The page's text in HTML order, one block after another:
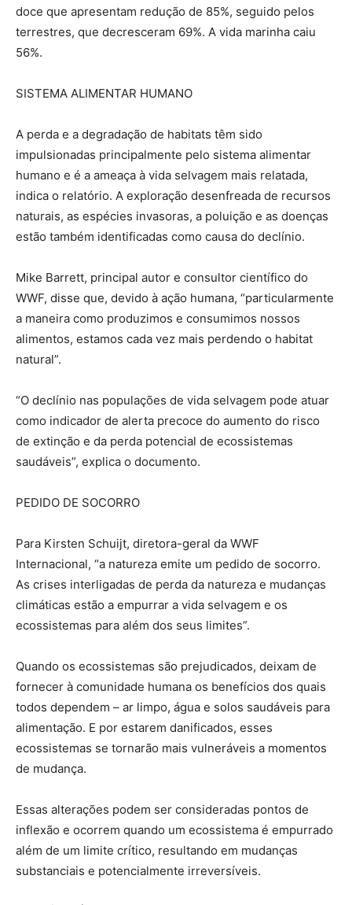
doce que apresentam redução de 85%, seguido pelos
terrestres, que decresceram 69%. A vida marinha caiu
56%.
SISTEMA ALIMENTAR HUMANO
A perda e a degradação de habitats têm sido
impulsionadas principalmente pelo sistema alimentar
humano e é a ameaça à vida selvagem mais relatada,
indica o relatório. A exploração desenfreada de recursos
naturais, as espécies invasoras, a poluição e as doenças
estão também identificadas como causa do declínio.
Mike Barrett, principal autor e consultor científico do
WWF, disse que, devido à ação humana, “particularmente
a maneira como produzimos e consumimos nossos
alimentos, estamos cada vez mais perdendo o habitat
natural”.
“O declínio nas populações de vida selvagem pode atuar
como indicador de alerta precoce do aumento do risco
de extinção e da perda potencial de ecossistemas
saudáveis”, explica o documento.
PEDIDO DE SOCORRO
Para Kirsten Schuijt, diretora-geral da WWF
Internacional, “a natureza emite um pedido de socorro.
As crises interligadas de perda da natureza e mudanças
climáticas estão a empurrar a vida selvagem e os
ecossistemas para além dos seus limites”.
Quando os ecossistemas são prejudicados, deixam de
fornecer à comunidade humana os benefícios dos quais
todos dependem – ar limpo, água e solos saudáveis para
alimentação. E por estarem danificados, esses
ecossistemas se tornarão mais vulneráveis a momentos
de mudança.
Essas alterações podem ser consideradas pontos de
inflexão e ocorrem quando um ecossistema é empurrado
além de um limite crítico, resultando em mudanças
substanciais e potencialmente irreversíveis.